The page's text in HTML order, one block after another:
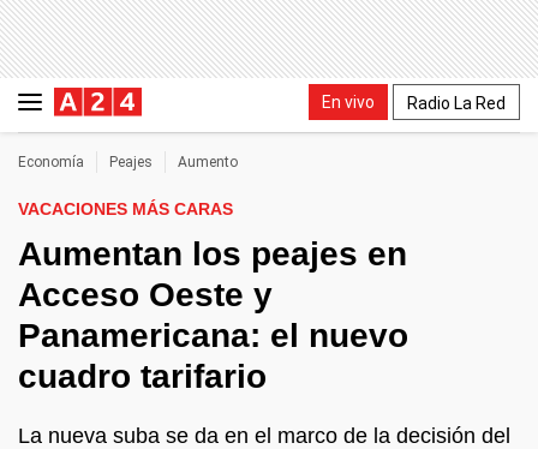
En vivo Radio La Red
Economía Peajes Aumento
VACACIONES MÁS CARAS
Aumentan los peajes en
Acceso Oeste y
Panamericana: el nuevo
cuadro tarifario
La nueva suba se da en el marco de la decisión del